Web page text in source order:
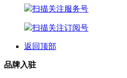
扫描关注服务号
扫描关注订阅号
返回顶部
品牌入驻